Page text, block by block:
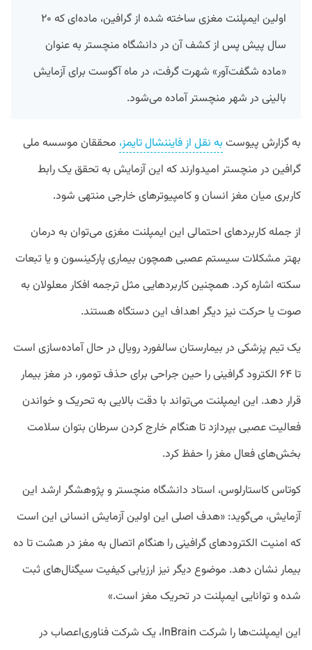
اولین ایمپلنت مغزی ساخته شده از گرافین،‌ ماده‌ای که ۲۰
سال پیش پس از کشف آن در دانشگاه منچستر به عنوان
«ماده شگفت‌آور» شهرت گرفت، در ماه آگوست برای آزمایش
بالینی در شهر منچستر آماده می‌شود.
به گزارش پیوست به نقل از فایننشال تایمز، محققان موسسه ملی
گرافین در منچستر امیدوارند که این آزمایش به تحقق یک رابط
کاربری میان مغز انسان و کامپیوتر‌های خارجی منتهی شود.
از جمله کاربرد‌های احتمالی این ایمپلنت مغزی می‌توان به درمان
بهتر مشکلات سیستم عصبی همچون بیماری پارکینسون و یا تبعات
سکته اشاره کرد. همچنین کاربرد‌هایی مثل ترجمه افکار معلولان به
صوت یا حرکت نیز دیگر اهداف این دستگاه هستند.
یک تیم پزشکی در بیمارستان سالفورد رویال در حال آماده‌سازی است
تا ۶۴ الکترود گرافینی را حین جراحی برای حذف تومور،‌ در مغز بیمار
قرار دهد. این ایمپلنت می‌تواند با دقت بالایی به تحریک و خواندن
فعالیت عصبی بپردازد تا هنگام خارج کردن سرطان بتوان سلامت
بخش‌های فعال مغز را حفظ کرد.
کوتاس کاستارلوس، استاد دانشگاه منچستر و پژوهشگر ارشد این
آزمایش، می‌گوید: «هدف اصلی این اولین آزمایش انسانی این است
که امنیت الکترود‌های گرافینی را هنگام اتصال به مغز در هشت تا ده
بیمار نشان دهد. موضوع دیگر نیز ارزیابی کیفیت سیگنال‌های ثبت
شده و توانایی ایمپلنت در تحریک مغز است.»
این ایمپلنت‌ها را شرکت InBrain، ‌یک شرکت فناوری‌اعصاب در